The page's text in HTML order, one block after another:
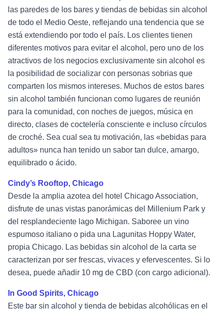
las paredes de los bares y tiendas de bebidas sin alcohol
de todo el Medio Oeste, reflejando una tendencia que se
está extendiendo por todo el país. Los clientes tienen
diferentes motivos para evitar el alcohol, pero uno de los
atractivos de los negocios exclusivamente sin alcohol es
la posibilidad de socializar con personas sobrias que
comparten los mismos intereses. Muchos de estos bares
sin alcohol también funcionan como lugares de reunión
para la comunidad, con noches de juegos, música en
directo, clases de coctelería consciente e incluso círculos
de croché. Sea cual sea tu motivación, las «bebidas para
adultos» nunca han tenido un sabor tan dulce, amargo,
equilibrado o ácido.
Cindy’s Rooftop, Chicago
Desde la amplia azotea del hotel Chicago Association,
disfrute de unas vistas panorámicas del Millenium Park y
del resplandeciente lago Michigan. Saboree un vino
espumoso italiano o pida una Lagunitas Hoppy Water,
propia Chicago. Las bebidas sin alcohol de la carta se
caracterizan por ser frescas, vivaces y efervescentes. Si lo
desea, puede añadir 10 mg de CBD (con cargo adicional).
In Good Spirits, Chicago
Este bar sin alcohol y tienda de bebidas alcohólicas en el